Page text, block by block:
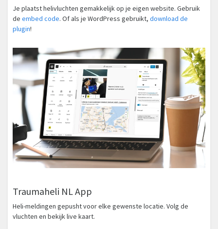
Je plaatst helivluchten gemakkelijk op je eigen website. Gebruik
de embed code. Of als je WordPress gebruikt, download de
plugin!
Traumaheli NL App
Heli-meldingen gepusht voor elke gewenste locatie. Volg de
vluchten en bekijk live kaart.